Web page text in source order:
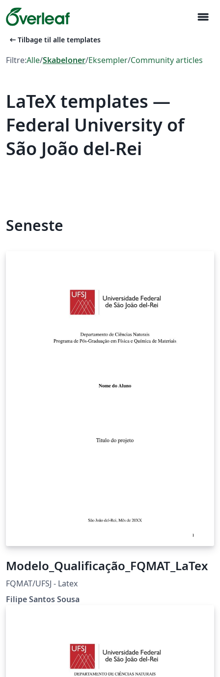
menu
arrow_left_alt Tilbage til alle templates
Filtre:Alle/Skabeloner/Eksempler/Community articles
LaTeX templates —
Federal University of
São João del-Rei
Seneste
Modelo_Qualificação_FQMAT_LaTex
FQMAT/UFSJ - Latex
Filipe Santos Sousa